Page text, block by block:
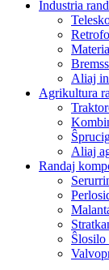
Industria
Aliaj
Agrikultura
Aliaj
Randaj
Ŝlosilo